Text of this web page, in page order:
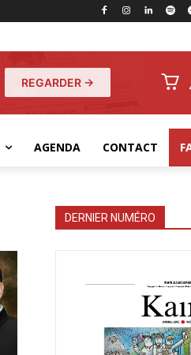
REGARDER →
AGENDA CONTACT
DERNIER NUMÉRO